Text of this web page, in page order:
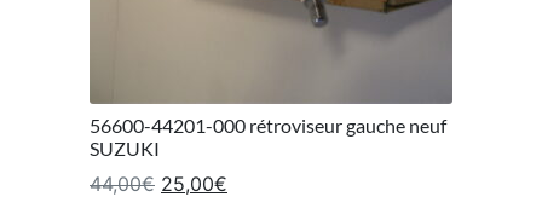
56600-44201-000 rétroviseur gauche neuf
SUZUKI
44,00€ Le prix initial était : 44,00€.
25,00€